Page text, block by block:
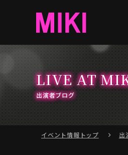
イベント情報 トップ 出
LIVE AT
出演者ブログ